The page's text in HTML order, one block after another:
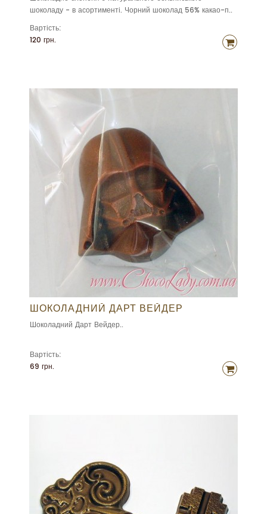
шоколаду - в асортименті. Чорний шоколад 56% какао-п..
Вартість:
120 грн.
ШОКОЛАДНИЙ ДАРТ ВЕЙДЕР
Шоколадний Дарт Вейдер..
Вартість:
69 грн.